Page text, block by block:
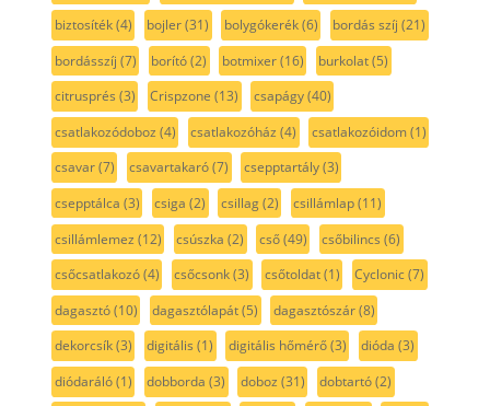
biztosíték(4) bojler(31) bolygókerék(6) bordás szíj (21)
bordásszíj (7) borító(2) botmixer(16) burkolat(5)
citrusprés (3) Crispzone (13) csapágy(40)
csatlakozódoboz (4) csatlakozóház (4) csatlakozóidom(1)
csavar(7) csavartakaró(7) csepptartály(3)
csepptálca (3) csiga (2) csillag(2) csillámlap(11)
csillámlemez (12) csúszka (2) cső(49) csőbilincs (6)
csőcsatlakozó(4) csőcsonk(3) csőtoldat(1) Cyclonic(7)
dagasztó(10) dagasztólapát(5) dagasztószár(8)
dekorcsík(3) digitális (1) digitális hőmérő(3) dióda (3)
diódaráló(1) dobborda (3) doboz (31) dobtartó(2)